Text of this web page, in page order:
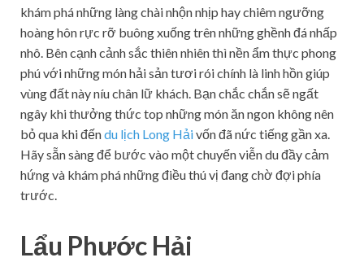
khám phá những làng chài nhộn nhịp hay chiêm ngưỡng
hoàng hôn rực rỡ buông xuống trên những ghềnh đá nhấp
nhô. Bên cạnh cảnh sắc thiên nhiên thì nền ẩm thực phong
phú với những món hải sản tươi rói chính là linh hồn giúp
vùng đất này níu chân lữ khách. Bạn chắc chắn sẽ ngất
ngây khi thưởng thức top những món ăn ngon không nên
bỏ qua khi đếndu lịch Long Hảivốn đã nức tiếng gần xa.
Hãy sẵn sàng để bước vào một chuyến viễn du đầy cảm
hứng và khám phá những điều thú vị đang chờ đợi phía
trước.
Lẩu Phước Hải